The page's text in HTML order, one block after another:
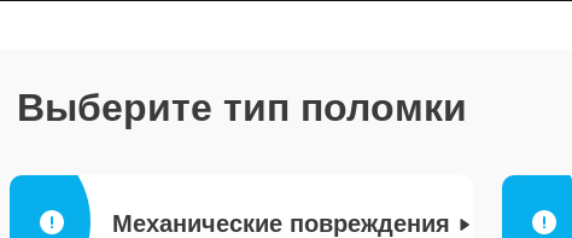
Выберите тип поломки
Механические повреждения